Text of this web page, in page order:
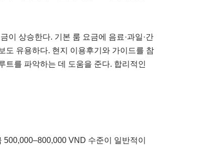
이 상승한다. 기본 룸 요금에 음료·과일·간
도 유용하다. 현지 이용후기와 가이드를 참
트를 파악하는 데 도움을 준다. 합리적인
VND 수준이 일반적이